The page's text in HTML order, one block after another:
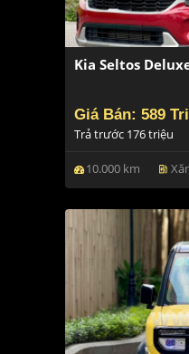
Kia Seltos
Giá Bán: 589
Trả trước 176 triệu
10.000 km ev_station